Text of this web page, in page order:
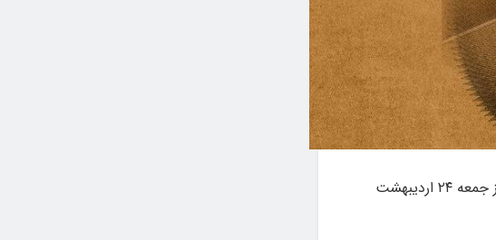
نمایشگاه گروهی «من او هستم» شامل آثاری از هنرمندان جوان روز جمعه ۲۴ اردیبهشت